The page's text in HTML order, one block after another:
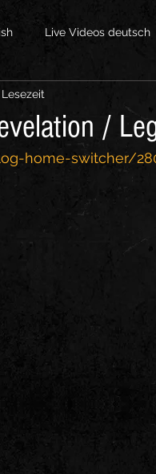
Live Videos deutsch
Other Videos
/
Lesezeit
home-switcher/